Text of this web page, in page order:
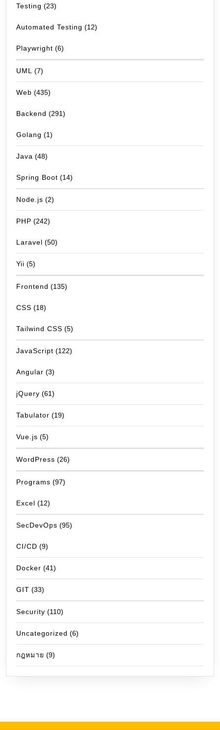
Testing (23)
Automated Testing (12)
Playwright (6)
UML (7)
Web (435)
Backend (291)
Golang (1)
Java (48)
Spring Boot (14)
Node.js (2)
PHP (242)
Laravel (50)
Yii (5)
Frontend (135)
CSS (18)
Tailwind CSS (5)
JavaScript (122)
Angular (3)
jQuery (61)
Tabulator (19)
Vue.js (5)
WordPress (26)
Programs (97)
Excel (12)
SecDevOps (95)
CI/CD (9)
Docker (41)
GIT (33)
Security (110)
Uncategorized (6)
กฎหมาย (9)